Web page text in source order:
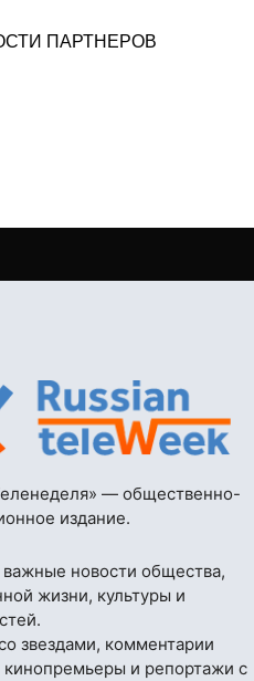
ПАРТНЕРОВ
— общественно-
издание.
новости общества,
жизни, культуры и
звездами, комментарии
кинопремьеры и репортажи с